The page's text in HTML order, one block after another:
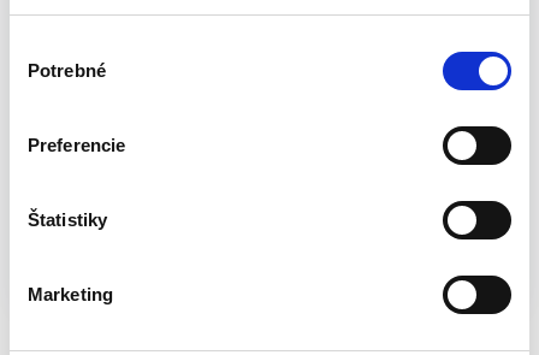
Potrebné
Preferencie
Štatistiky
Marketing
Kyvadlo má 5 guľôčok
Výška: 18 cm
Priemer gule: 1,5 cm
Dekorácie
Značka: